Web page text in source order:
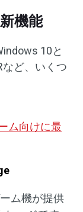
機能
10と
など、いくつ
ム向けに最
ム機が提供